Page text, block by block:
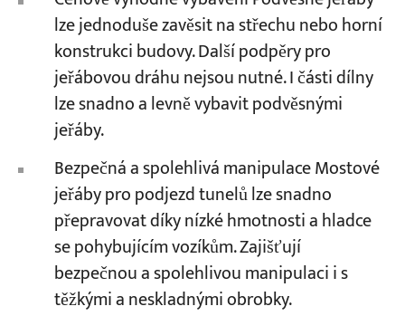
lze jednoduše zavěsit na střechu nebo horní
konstrukci budovy. Další podpěry pro
jeřábovou dráhu nejsou nutné. I části dílny
lze snadno a levně vybavit podvěsnými
jeřáby.
Bezpečná a spolehlivá manipulace Mostové
jeřáby pro podjezd tunelů lze snadno
přepravovat díky nízké hmotnosti a hladce
se pohybujícím vozíkům. Zajišťují
bezpečnou a spolehlivou manipulaci i s
těžkými a neskladnými obrobky.